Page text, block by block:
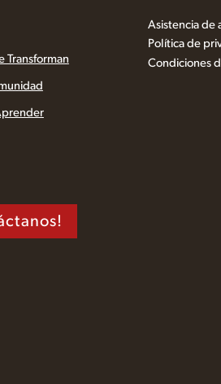
Transforman
Asistencia de
Política de
Condiciones